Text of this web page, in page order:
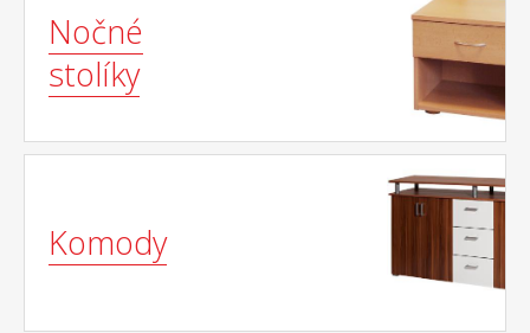
Nočné
stolíky
Komody